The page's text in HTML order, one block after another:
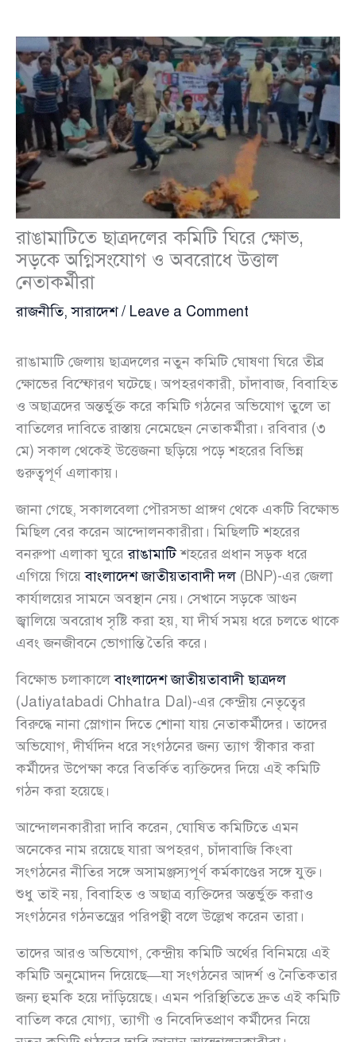
রাঙামাটিতে ছাত্রদলের কমিটি ঘিরে ক্ষোভ,
সড়কে অগ্নিসংযোগ ও অবরোধে উত্তাল
নেতাকর্মীরা
রাজনীতি,সারাদেশ/ Leave a Comment
রাঙামাটি জেলায় ছাত্রদলের নতুন কমিটি ঘোষণা ঘিরে তীব্র
ক্ষোভের বিস্ফোরণ ঘটেছে। অপহরণকারী, চাঁদাবাজ, বিবাহিত
ও অছাত্রদের অন্তর্ভুক্ত করে কমিটি গঠনের অভিযোগ তুলে তা
বাতিলের দাবিতে রাস্তায় নেমেছেন নেতাকর্মীরা। রবিবার (৩
মে) সকাল থেকেই উত্তেজনা ছড়িয়ে পড়ে শহরের বিভিন্ন
গুরুত্বপূর্ণ এলাকায়।
জানা গেছে, সকালবেলা পৌরসভা প্রাঙ্গণ থেকে একটি বিক্ষোভ
মিছিল বের করেন আন্দোলনকারীরা। মিছিলটি শহরের
বনরুপা এলাকা ঘুরেরাঙামাটিশহরের প্রধান সড়ক ধরে
এগিয়ে গিয়েবাংলাদেশ জাতীয়তাবাদী দল(BNP)-এর জেলা
কার্যালয়ের সামনে অবস্থান নেয়। সেখানে সড়কে আগুন
জ্বালিয়ে অবরোধ সৃষ্টি করা হয়, যা দীর্ঘ সময় ধরে চলতে থাকে
এবং জনজীবনে ভোগান্তি তৈরি করে।
বিক্ষোভ চলাকালেবাংলাদেশ জাতীয়তাবাদী ছাত্রদল
(Jatiyatabadi Chhatra Dal)-এর কেন্দ্রীয় নেতৃত্বের
বিরুদ্ধে নানা স্লোগান দিতে শোনা যায় নেতাকর্মীদের। তাদের
অভিযোগ, দীর্ঘদিন ধরে সংগঠনের জন্য ত্যাগ স্বীকার করা
কর্মীদের উপেক্ষা করে বিতর্কিত ব্যক্তিদের দিয়ে এই কমিটি
গঠন করা হয়েছে।
আন্দোলনকারীরা দাবি করেন, ঘোষিত কমিটিতে এমন
অনেকের নাম রয়েছে যারা অপহরণ, চাঁদাবাজি কিংবা
সংগঠনের নীতির সঙ্গে অসামঞ্জস্যপূর্ণ কর্মকাণ্ডের সঙ্গে যুক্ত।
শুধু তাই নয়, বিবাহিত ও অছাত্র ব্যক্তিদের অন্তর্ভুক্ত করাও
সংগঠনের গঠনতন্ত্রের পরিপন্থী বলে উল্লেখ করেন তারা।
তাদের আরও অভিযোগ, কেন্দ্রীয় কমিটি অর্থের বিনিময়ে এই
কমিটি অনুমোদন দিয়েছে—যা সংগঠনের আদর্শ ও নৈতিকতার
জন্য হুমকি হয়ে দাঁড়িয়েছে। এমন পরিস্থিতিতে দ্রুত এই কমিটি
বাতিল করে যোগ্য, ত্যাগী ও নিবেদিতপ্রাণ কর্মীদের নিয়ে